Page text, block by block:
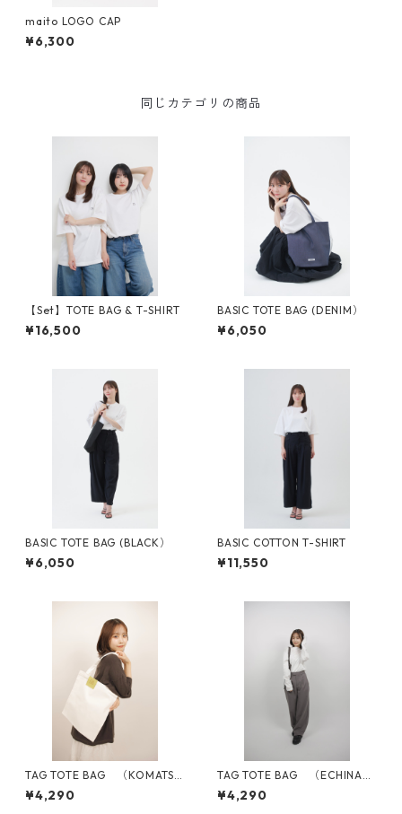
maito LOGO CAP
¥6,300
同じカテゴリの商品
【Set】TOTE BAG & T-SHIRT
¥16,500
BASIC TOTE BAG (DENIM）
¥6,050
BASIC TOTE BAG (BLACK）
¥6,050
BASIC COTTON T-SHIRT
¥11,550
TAG TOTE BAG （KOMATSU
NA）
¥4,290
TAG TOTE BAG （ECHINACE
A）
¥4,290